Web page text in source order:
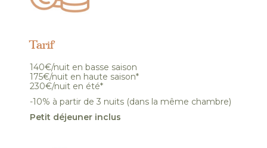
Tarif
140€/nuit en basse saison
175€/nuit en haute saison*
230€/nuit en été*
-10% à partir de 3 nuits (dans la même chambre)
Petit déjeuner inclus